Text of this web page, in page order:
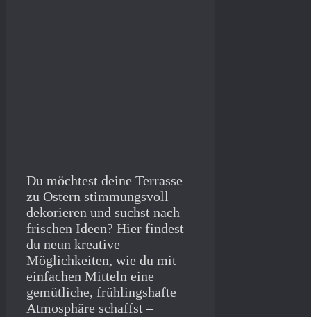
Du möchtest deine Terrasse
zu Ostern stimmungsvoll
dekorieren und suchst nach
frischen Ideen? Hier findest
du neun kreative
Möglichkeiten, wie du mit
einfachen Mitteln eine
gemütliche, frühlingshafte
Atmosphäre schaffst –